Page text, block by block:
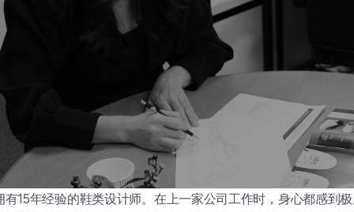
有15年经验的鞋类设计师。在上一家公司工作时，身心都感到